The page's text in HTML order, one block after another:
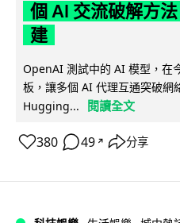
個 AI 交流破解方
建
OpenAI 測試中的 AI 模型，在
板，讓多個 AI 代理互通突破網
Hugging...
閱讀全文
380 49 ↗ 分享